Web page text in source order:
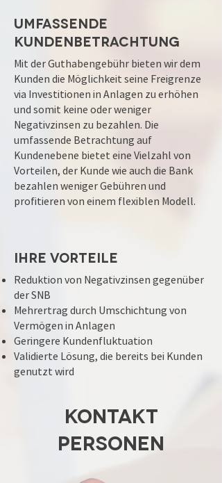
Umfassende
Kundenbetrachtung
Mit der Guthabengebühr bieten wir dem
Kunden die Möglichkeit seine Freigrenze
via Investitionen in Anlagen zu erhöhen
und somit keine oder weniger
Negativzinsen zu bezahlen. Die
umfassende Betrachtung auf
Kundenebene bietet eine Vielzahl von
Vorteilen, der Kunde wie auch die Bank
bezahlen weniger Gebühren und
profitieren von einem flexiblen Modell.
Ihre Vorteile
Reduktion von Negativzinsen gegenüber
der SNB
Mehrertrag durch Umschichtung von
Vermögen in Anlagen
Geringere Kundenfluktuation
Validierte Lösung, die bereits bei Kunden
genutzt wird
Kontakt
Personen